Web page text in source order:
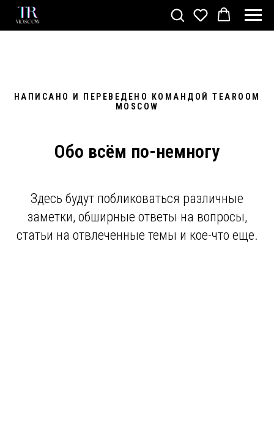
НАПИСАНО И ПЕРЕВЕДЕНО КОМАНДОЙ TEAROOM
MOSCOW
Обо всём по-немногу
Здесь будут побликоваться различные
заметки, обширные ответы на вопросы,
статьи на отвлеченные темы и кое-что еще.